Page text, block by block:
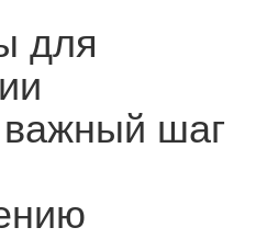
для
важный шаг